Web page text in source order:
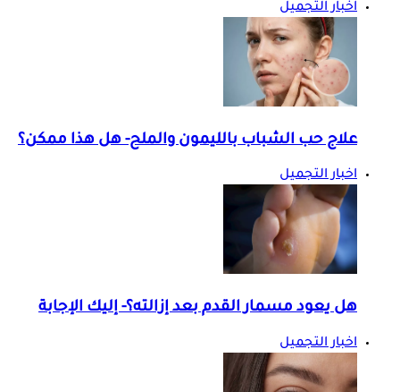
اخبار التجميل
علاج حب الشباب بالليمون والملح- هل هذا ممكن؟
اخبار التجميل
هل يعود مسمار القدم بعد إزالته؟- إليك الإجابة
اخبار التجميل